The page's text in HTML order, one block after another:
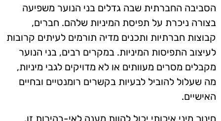
הסביבה החברתית שבה גדלים בני הנוער משפיעה
בצורה ניכרת על תפיסת המיניות שלהם. חברים,
קבוצות חברתיות ותכנים מדיה תורמים לעיתים קרובות
לעיצוב התפיסות המיניות. במקרים רבים, בני הנוער
מקבלים מסרים מעוותים או לא מדויקים לגבי מיניות,
מה שעלול להוביל לבעיות בקשרים רומנטיים ובחיים
האישיים.
חינוך מיני איכותי יכול להוות מענה לאי-בהירות זו.